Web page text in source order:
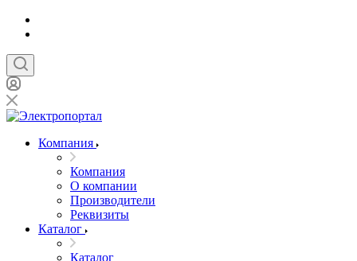
Компания
Компания
О компании
Производители
Реквизиты
Каталог
Каталог